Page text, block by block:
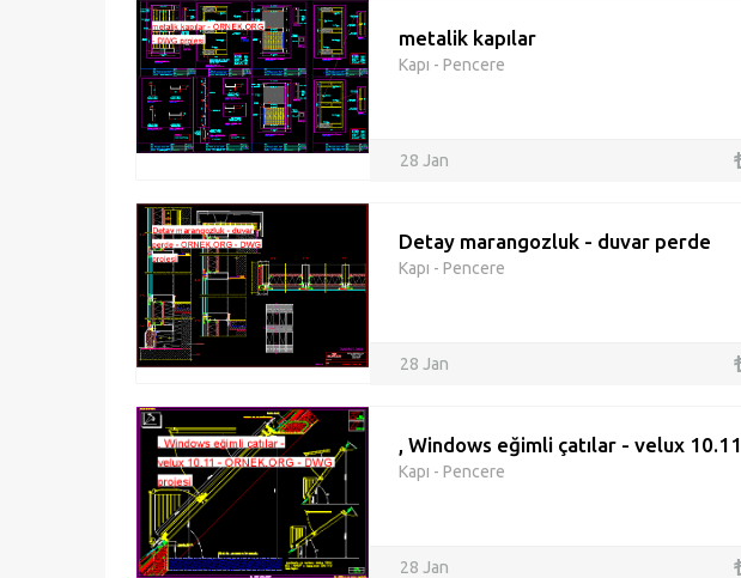
metalik kapılar
Kapı - Pencere
28 Jan
Detay marangozluk - duvar perde
Kapı - Pencere
28 Jan
, Windows eğimli çatılar - velux 10.11
Kapı - Pencere
28 Jan